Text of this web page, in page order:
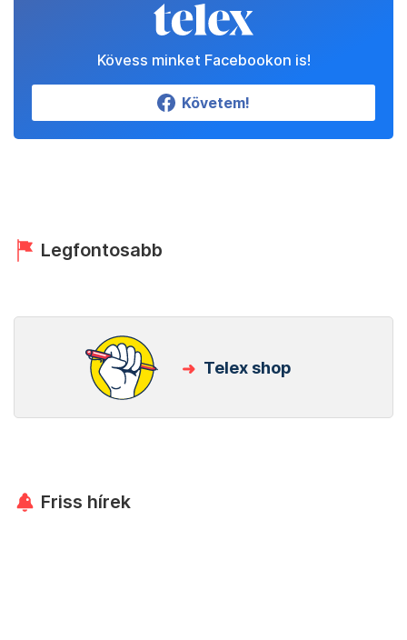
Kövess minket Facebookon is!
Követem!
Legfontosabb
Telex shop
Friss hírek